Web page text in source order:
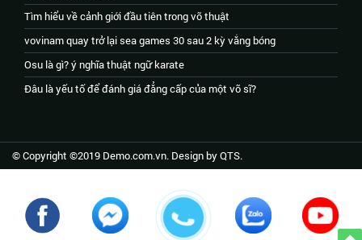
Tìm hiểu về cảnh giới đầu tiên trong võ thuật
vovinam quay trở lại sea games 30 sau 2 kỳ vắng bóng
Osu là gì? ý nghĩa thuật ngữ karate
Đâu là yếu tố để đánh giá đẳng cấp của một võ sĩ?
© Copyright ©2019 Demo.com.vn. Design by QTS.